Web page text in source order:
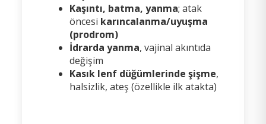
Kaşıntı, batma, yanma; atak
öncesi karıncalanma/uyuşma
(prodrom)
İdrarda yanma, vajinal akıntıda
değişim
Kasık lenf düğümlerinde şişme,
halsizlik, ateş (özellikle ilk atakta)